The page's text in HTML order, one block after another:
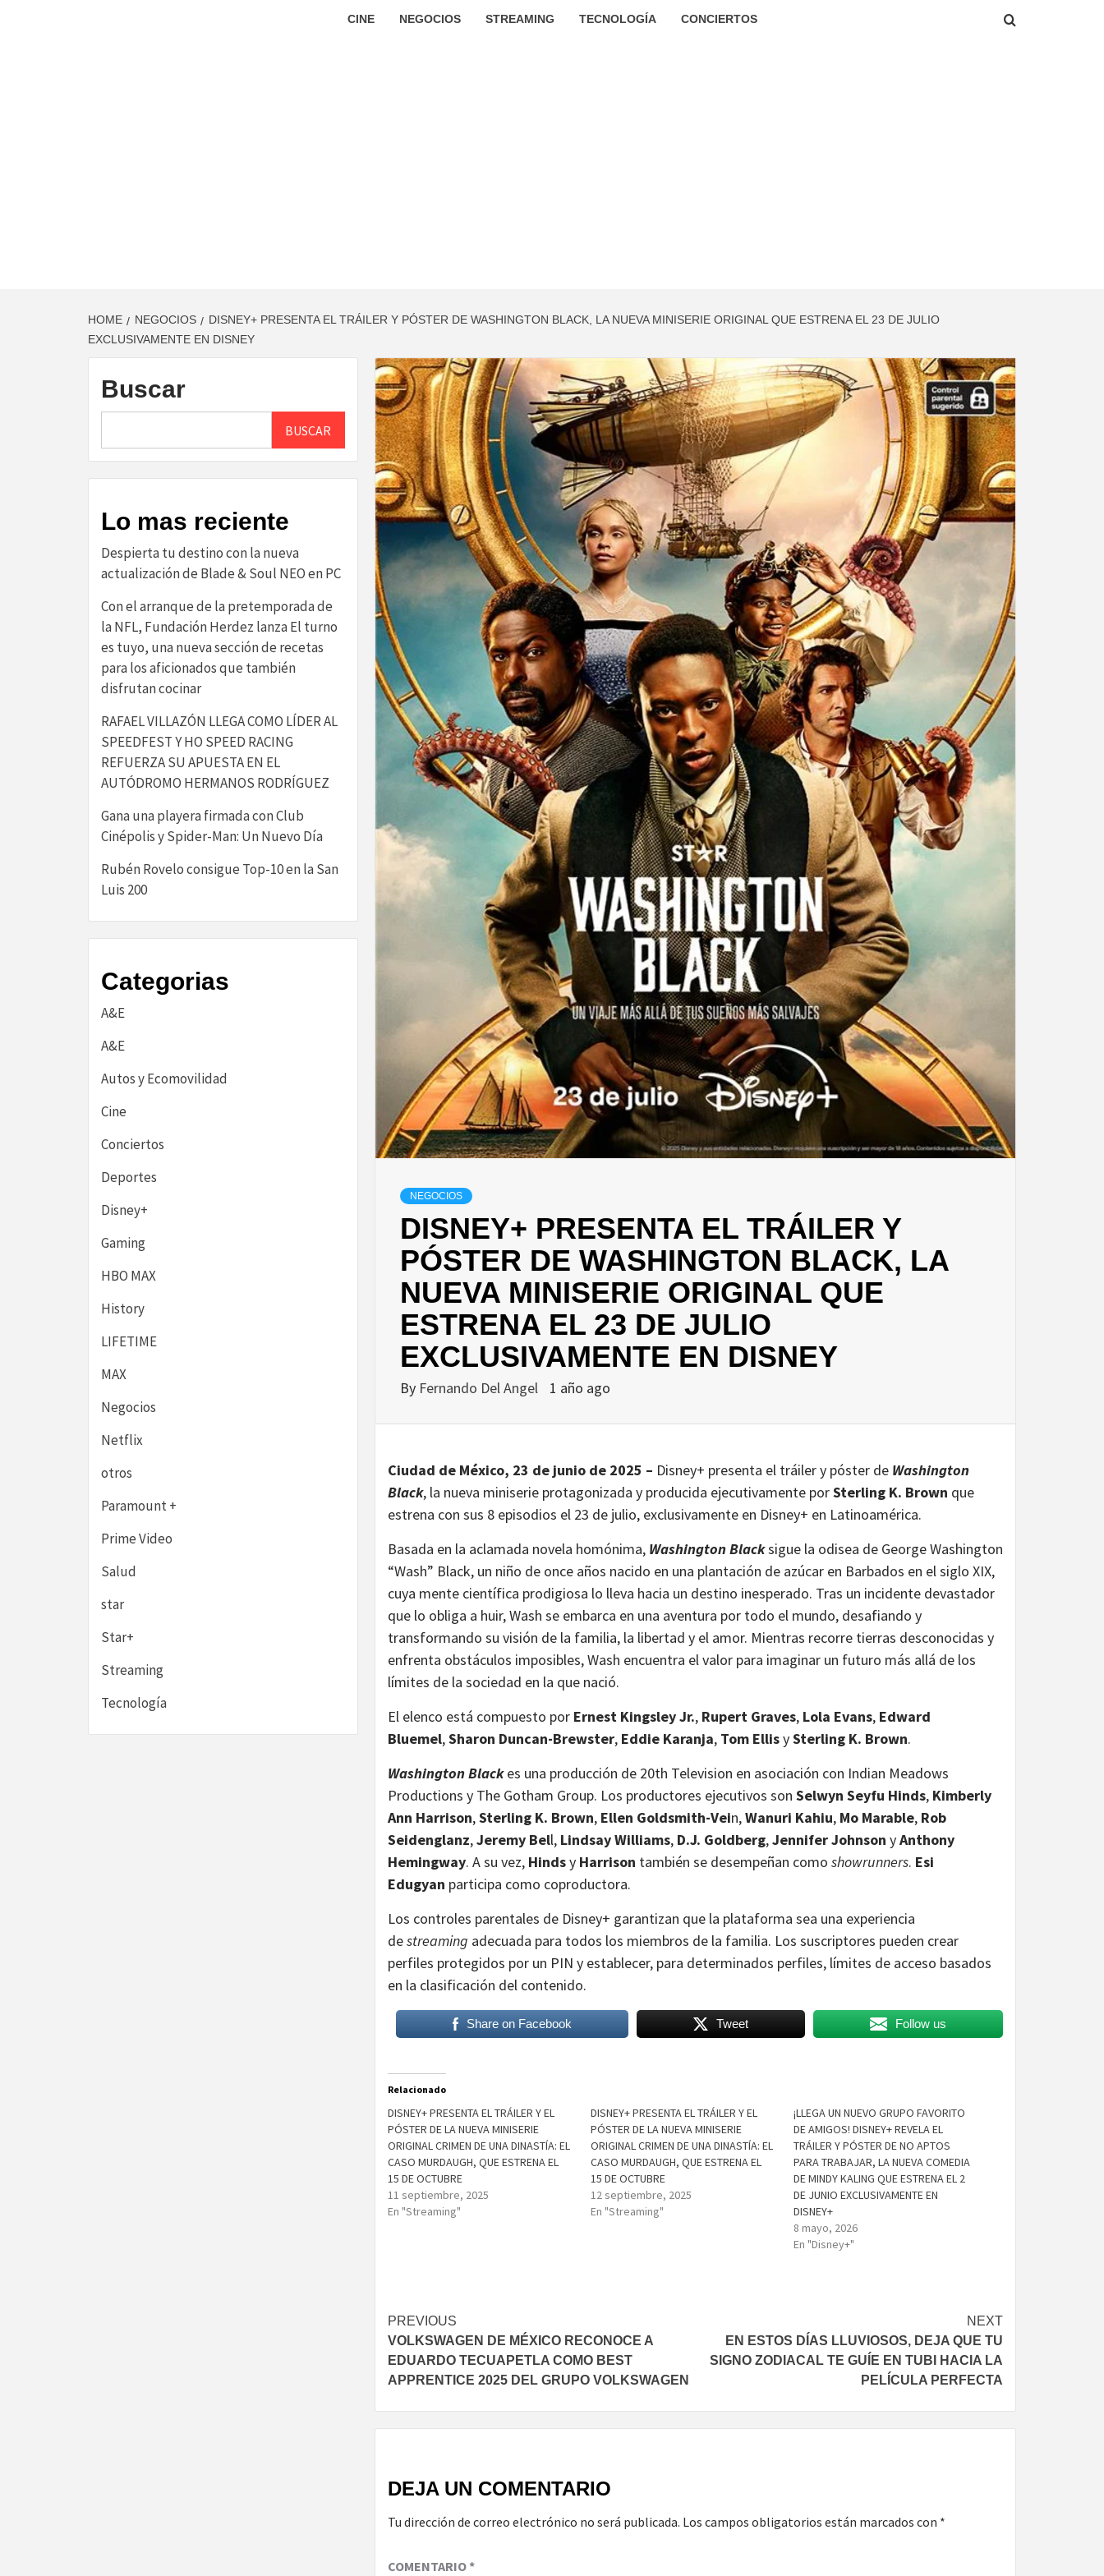
CINE NEGOCIOS STREAMING TECNOLOGÍA CONCIERTOS
HOME NEGOCIOS
DISNEY+ PRESENTA EL TRÁILER Y PÓSTER DE WASHINGTON BLACK, LA NUEVA MINISERIE ORIGINAL QUE ESTRENA EL 23 DE JULIO
EXCLUSIVAMENTE EN DISNEY
NEGOCIOS
DISNEY+ PRESENTA EL TRÁILER Y
PÓSTER DE WASHINGTON BLACK, LA
NUEVA MINISERIE ORIGINAL QUE
ESTRENA EL 23 DE JULIO
EXCLUSIVAMENTE EN DISNEY
By Fernando Del Angel 1 año ago
Ciudad de México, 23 de junio de 2025 – Disney+ presenta el tráiler y póster de Washington
Black, la nueva miniserie protagonizada y producida ejecutivamente porSterling K. Brown que
estrena con sus 8 episodios el 23 de julio, exclusivamente en Disney+ en Latinoamérica.
Basada en la aclamada novela homónima, Washington Blacksigue la odisea de George Washington
“Wash” Black, un niño de once años nacido en una plantación de azúcar en Barbados en el siglo XIX,
cuya mente científica prodigiosa lo lleva hacia un destino inesperado. Tras un incidente devastador
que lo obliga a huir, Wash se embarca en una aventura por todo el mundo, desafiando y
transformando su visión de la familia, la libertad y el amor. Mientras recorre tierras desconocidas y
enfrenta obstáculos imposibles, Wash encuentra el valor para imaginar un futuro más allá de los
límites de la sociedad en la que nació.
El elenco está compuesto por Ernest Kingsley Jr., Rupert Graves, Lola Evans, Edward
Bluemel,Sharon Duncan-Brewster, Eddie Karanja, Tom EllisySterling K. Brown.
Washington Blackes una producción de 20th Television en asociación con Indian Meadows
Productions y The Gotham Group. Los productores ejecutivos son Selwyn Seyfu Hinds, Kimberly
Ann Harrison,Sterling K. Brown, Ellen Goldsmith-Vein,Wanuri Kahiu, Mo Marable, Rob
Seidenglanz,Jeremy Bell, Lindsay Williams, D.J. Goldberg,Jennifer Johnson yAnthony
Hemingway. A su vez, Hindsy Harrison también se desempeñan como showrunners. Esi
Edugyan participa como coproductora.
Los controles parentales de Disney+ garantizan que la plataforma sea una experiencia
destreaming adecuada para todos los miembros de la familia. Los suscriptores pueden crear
perfiles protegidos por un PIN y establecer, para determinados perfiles, límites de acceso basados
en la clasificación del contenido.
Share on Facebook Tweet Follow us
Relacionado
DISNEY+ PRESENTA EL TRÁILER Y EL
PÓSTER DE LA NUEVA MINISERIE
ORIGINAL CRIMEN DE UNA DINASTÍA: EL
CASO MURDAUGH, QUE ESTRENA EL
15 DE OCTUBRE
11 septiembre, 2025
En "Streaming"
DISNEY+ PRESENTA EL TRÁILER Y EL
PÓSTER DE LA NUEVA MINISERIE
ORIGINAL CRIMEN DE UNA DINASTÍA: EL
CASO MURDAUGH, QUE ESTRENA EL
15 DE OCTUBRE
12 septiembre, 2025
En "Streaming"
¡LLEGA UN NUEVO GRUPO FAVORITO
DE AMIGOS! DISNEY+ REVELA EL
TRÁILER Y PÓSTER DE NO APTOS
PARA TRABAJAR, LA NUEVA COMEDIA
DE MINDY KALING QUE ESTRENA EL 2
DE JUNIO EXCLUSIVAMENTE EN
DISNEY+
8 mayo, 2026
En "Disney+"
Post
navigation
PREVIOUS
VOLKSWAGEN DE MÉXICO RECONOCE A
EDUARDO TECUAPETLA COMO BEST
APPRENTICE 2025 DEL GRUPO VOLKSWAGEN
NEXT
EN ESTOS DÍAS LLUVIOSOS, DEJA QUE TU
SIGNO ZODIACAL TE GUÍE EN TUBI HACIA LA
PELÍCULA PERFECTA
DEJA UN COMENTARIO
Tu dirección de correo electrónico no será publicada. Los campos obligatorios están marcados con *
COMENTARIO*
Buscar
BUSCAR
Lo mas reciente
Despierta tu destino con la nueva
actualización de Blade & Soul NEO en PC
Con el arranque de la pretemporada de
la NFL, Fundación Herdez lanza El turno
es tuyo, una nueva sección de recetas
para los aficionados que también
disfrutan cocinar
RAFAEL VILLAZÓN LLEGA COMO LÍDER AL
SPEEDFEST Y HO SPEED RACING
REFUERZA SU APUESTA EN EL
AUTÓDROMO HERMANOS RODRÍGUEZ
Gana una playera firmada con Club
Cinépolis y Spider-Man: Un Nuevo Día
Rubén Rovelo consigue Top-10 en la San
Luis 200
Categorias
A&E
A&E
Autos y Ecomovilidad
Cine
Conciertos
Deportes
Disney+
Gaming
HBO MAX
History
LIFETIME
MAX
Negocios
Netflix
otros
Paramount +
Prime Video
Salud
star
Star+
Streaming
Tecnología